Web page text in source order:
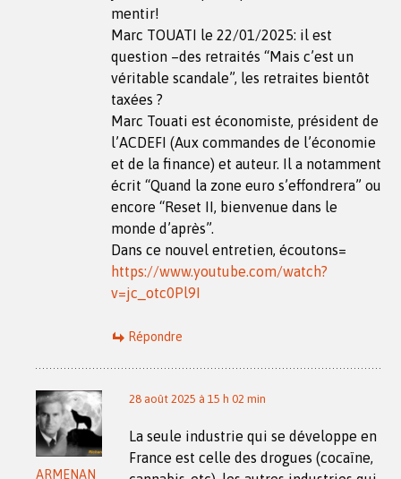
mentir!
Marc TOUATI le 22/01/2025: il est
question –des retraités “Mais c’est un
véritable scandale”, les retraites bientôt
taxées ?
Marc Touati est économiste, président de
l’ACDEFI (Aux commandes de l’économie
et de la finance) et auteur. Il a notamment
écrit “Quand la zone euro s’effondrera” ou
encore “Reset II, bienvenue dans le
monde d’après”.
Dans ce nouvel entretien, écoutons=
https://www.youtube.com/watch?
v=jc_otc0Pl9I
Répondre
ARMENAN
28 août 2025 à 15 h 02 min
La seule industrie qui se développe en
France est celle des drogues (cocaïne,